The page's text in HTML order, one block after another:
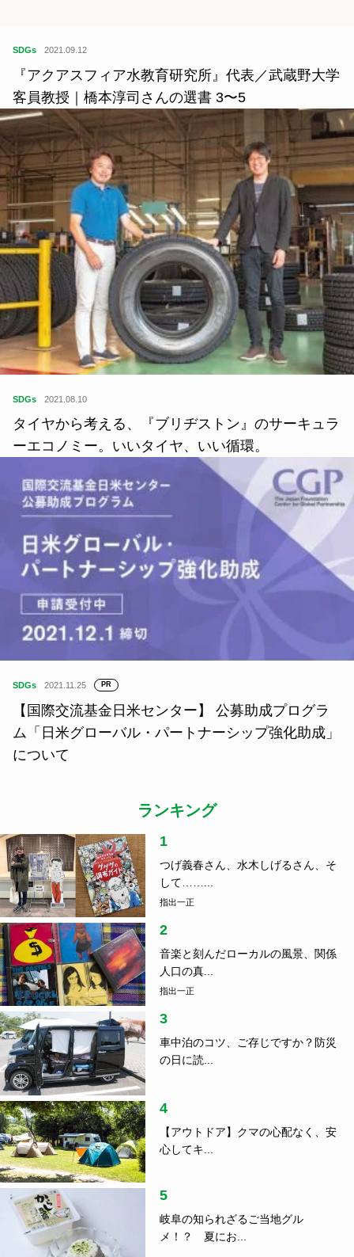
SDGs 2021.09.12
『アクアスフィア水教育研究所』代表／武蔵野大学
客員教授｜橋本淳司さんの選書 3〜5
SDGs 2021.08.10
タイヤから考える、『ブリヂストン』のサーキュラ
ーエコノミー。いいタイヤ、いい循環。
SDGs 2021.11.25 PR
【国際交流基金日米センター】 公募助成プログラ
ム「日米グローバル・パートナーシップ強化助成」
について
ランキング
1
つげ義春さん、水木しげるさん、そ
して……...
指出一正
2
音楽と刻んだローカルの風景、関係
人口の真...
指出一正
3
車中泊のコツ、ご存じですか？防災
の日に読...
4
【アウトドア】クマの心配なく、安
心してキ...
5
岐阜の知られざるご当地グル
メ！？ 夏にお...